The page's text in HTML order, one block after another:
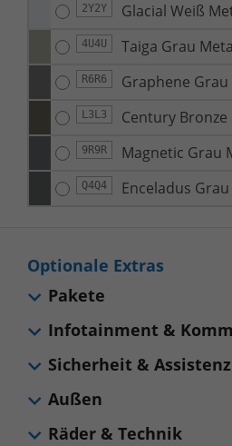
2Y2Y Glacial Weiß
4U4U Taiga Grau
R6R6 Graphene Grau
L3L3 Century
9R9R Magnetic Grau
Q4Q4 Enceladus
Optionale Extras
Pakete
Infotainment &
Sicherheit & Assistenz
Außen
Räder & Technik